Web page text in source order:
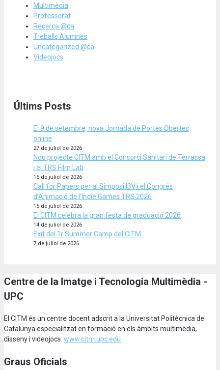
Multimèdia
Professorat
Recerca @ca
Treballs Alumnes
Uncategorized @ca
Videojocs
Últims Posts
El 9 de setembre, nova Jornada de Portes Obertes
online
27 de juliol de 2026
Nou projecte CITM amb el Consorci Sanitari de Terrassa
i el TRS Film Lab
16 de juliol de 2026
Call for Papers per al Simposi I3V i el Congrés
d’Animació de l’Indie Games TRS 2026
15 de juliol de 2026
El CITM celebra la gran festa de graduació 2026
14 de juliol de 2026
Èxit del 1r Summer Camp del CITM
7 de juliol de 2026
Centre de la Imatge i Tecnologia Multimèdia -
UPC
El CITM és un centre docent adscrit a la Universitat Politècnica de
Catalunya especialitzat en formació en els àmbits multimèdia,
disseny i videojocs. www.citm.upc.edu
Graus Oficials